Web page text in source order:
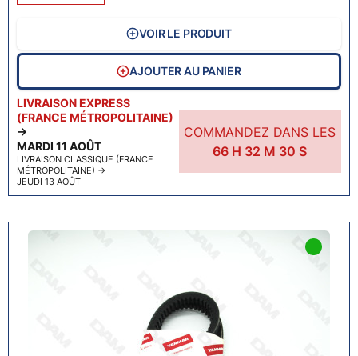
LIVRAISON EXPRESS
(FRANCE MÉTROPOLITAINE)
→
MARDI 11 AOÛT
LIVRAISON CLASSIQUE (FRANCE
MÉTROPOLITAINE) →
JEUDI 13 AOÛT
COMMANDEZ DANS LES
66 H 32 M 29 S
VOIR LE PRODUIT
AJOUTER AU PANIER